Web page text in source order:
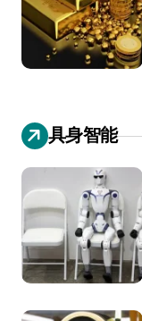
具身智能